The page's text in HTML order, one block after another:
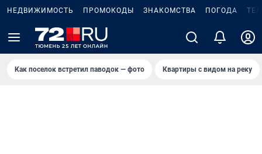
НЕДВИЖИМОСТЬ ПРОМОКОДЫ ЗНАКОМСТВА ПОГОДА
Как поселок встретил паводок — фото Квартиры с видом на реку